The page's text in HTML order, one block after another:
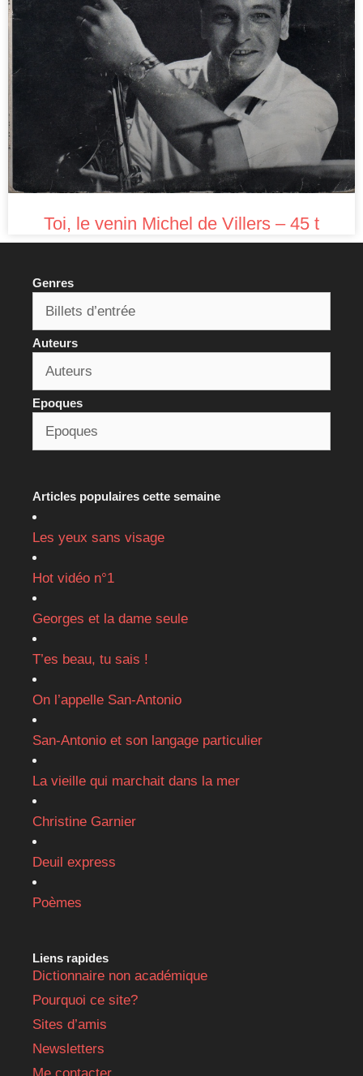
Toi, le venin Michel de Villers – 45 t
Genres
Auteurs
Epoques
Articles populaires cette semaine
Les yeux sans visage
Hot vidéo n°1
Georges et la dame seule
T’es beau, tu sais !
On l’appelle San-Antonio
San-Antonio et son langage particulier
La vieille qui marchait dans la mer
Christine Garnier
Deuil express
Poèmes
Liens rapides
Dictionnaire non académique
Pourquoi ce site?
Sites d’amis
Newsletters
Me contacter